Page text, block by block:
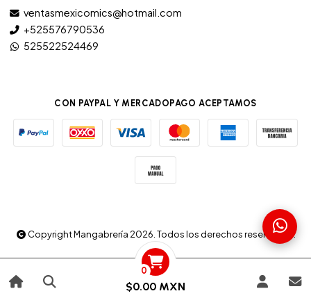
0
$0.00 MXN
ventasmexicomics@hotmail.com
+525576790536
525522524469
CON PAYPAL Y MERCADOPAGO ACEPTAMOS
Copyright Mangabrería 2026. Todos los derechos reservados.